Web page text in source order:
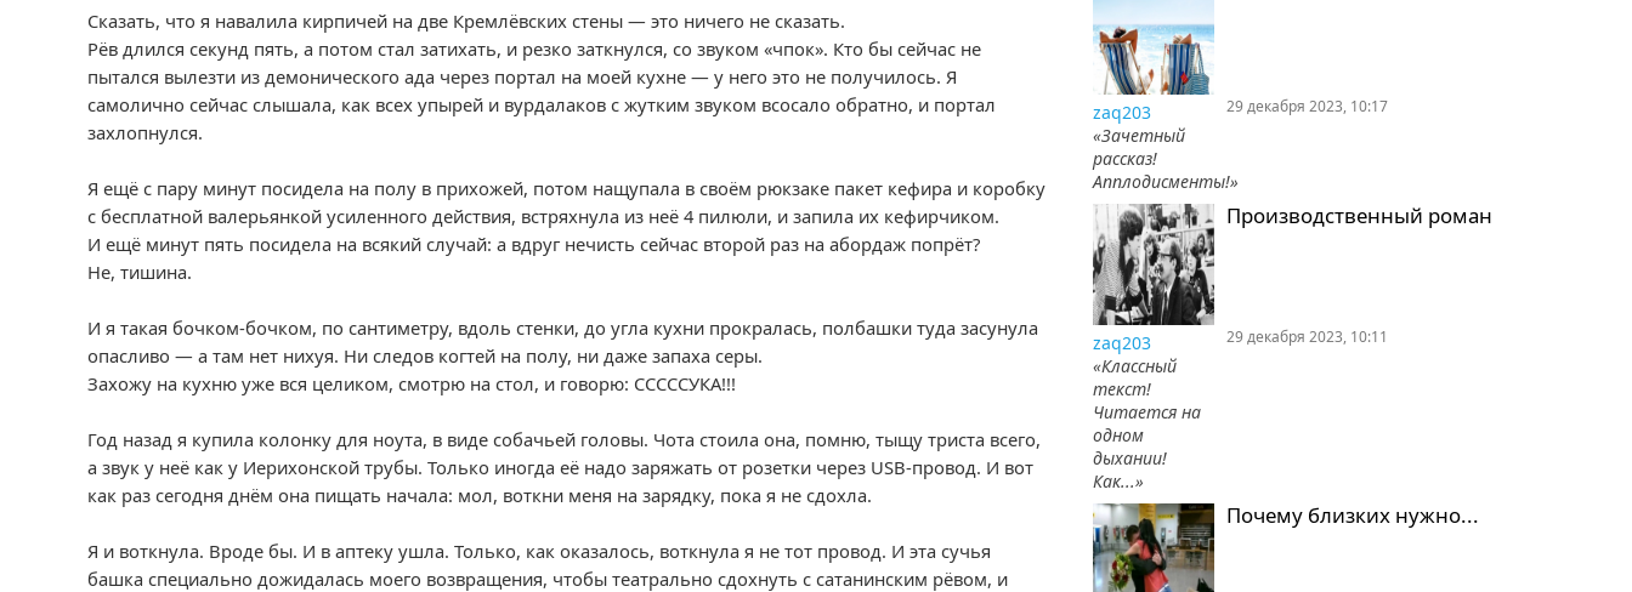
Сказать, что я навалила кирпичей на две Кремлёвских стены — это ничего не сказать.
Рёв длился секунд пять, а потом стал затихать, и резко заткнулся, со звуком «чпок». Кто бы сейчас не
пытался вылезти из демонического ада через портал на моей кухне — у него это не получилось. Я
самолично сейчас слышала, как всех упырей и вурдалаков с жутким звуком всосало обратно, и портал
захлопнулся.
Я ещё с пару минут посидела на полу в прихожей, потом нащупала в своём рюкзаке пакет кефира и коробку
с бесплатной валерьянкой усиленного действия, встряхнула из неё 4 пилюли, и запила их кефирчиком.
И ещё минут пять посидела на всякий случай: а вдруг нечисть сейчас второй раз на абордаж попрёт?
Не, тишина.
И я такая бочком-бочком, по сантиметру, вдоль стенки, до угла кухни прокралась, полбашки туда засунула
опасливо — а там нет нихуя. Ни следов когтей на полу, ни даже запаха серы.
Захожу на кухню уже вся целиком, смотрю на стол, и говорю: СССССУКА!!!
Год назад я купила колонку для ноута, в виде собачьей головы. Чота стоила она, помню, тыщу триста всего,
а звук у неё как у Иерихонской трубы. Только иногда её надо заряжать от розетки через USB-провод. И вот
как раз сегодня днём она пищать начала: мол, воткни меня на зарядку, пока я не сдохла.
Я и воткнула. Вроде бы. И в аптеку ушла. Только, как оказалось, воткнула я не тот провод. И эта сучья
башка специально дожидалась моего возвращения, чтобы театрально сдохнуть с сатанинским рёвом, и
zaq203
«Зачетный
рассказ!
Апплодисменты!»
29 декабря 2023, 10:17
Производственный роман
zaq203
«Классный
текст!
Читается на
одном
дыхании!
Как...»
29 декабря 2023, 10:11
Почему близких нужно...